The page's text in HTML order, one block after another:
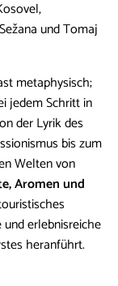
und Tomaj
metaphysisch;
jedem Schritt in
der Lyrik des
bis zum
Welten von
Aromen und
erlebnisreiche
heranführt.